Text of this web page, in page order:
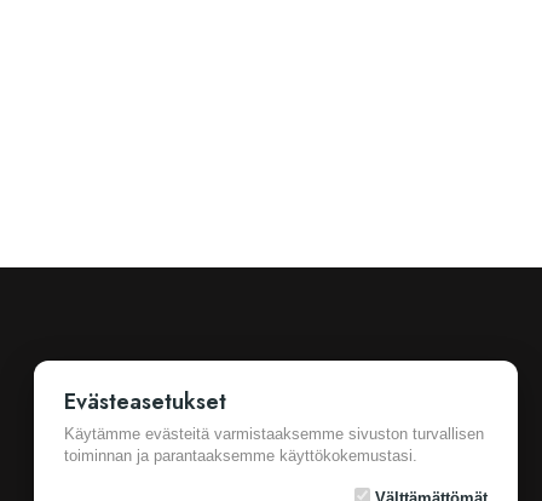
Ostotiedot Cookie Settings
Yleiset sopimusehdot
Evästeasetukset
Käytämme evästeitä varmistaaksemme sivuston turvallisen
toiminnan ja parantaaksemme käyttökokemustasi.